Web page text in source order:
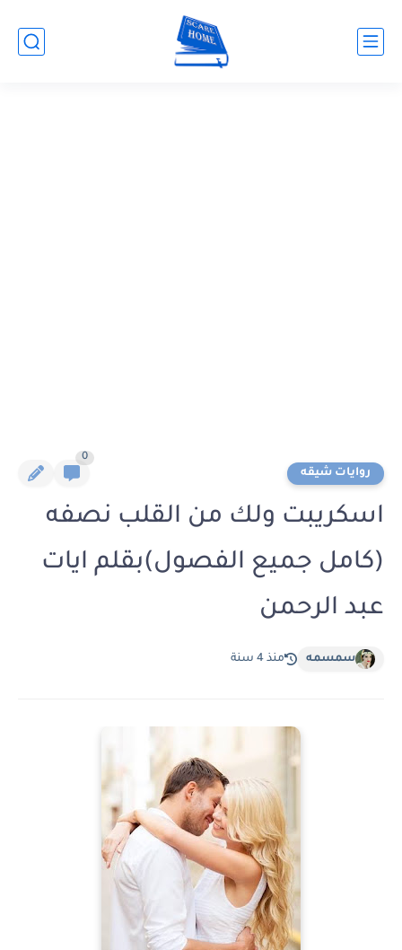
روايات شيقه
0
اسكريبت ولك من القلب نصفه
(كامل جميع الفصول)بقلم ايات
عبد الرحمن
سمسمه منذ 4 سنة